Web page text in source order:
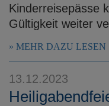
Kinderreisepässe
Gültigkeit weiter
MEHR DAZU LESEN
13.12.2023